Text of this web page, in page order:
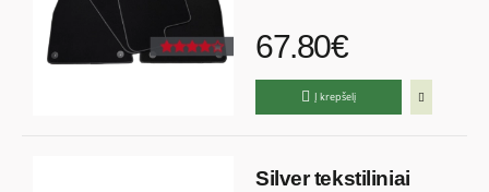
67.80€
Į krepšelį
Silver tekstiliniai